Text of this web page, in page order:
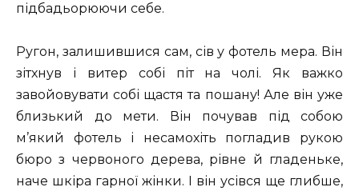
підбадьорюючи себе.
Ругон, залишившися сам, сів у фотель мера. Він
зітхнув і витер собі піт на чолі. Як важко
завойовувати собі щастя та пошану! Але він уже
близький до мети. Він почував під собою
м’який фотель і несамохіть погладив рукою
бюро з червоного дерева, рівне й гладеньке,
наче шкіра гарної жінки. І він усівся ще глибше,